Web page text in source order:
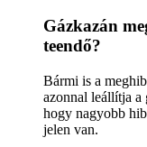
Gázkazán
teendő?
Bármi is a
azonnal leállítja a
hogy nagyobb
jelen van.